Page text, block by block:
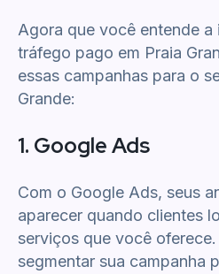
Agora que você entende a
tráfego pago em Praia
essas campanhas para o
Grande:
1. Google Ads
Com o Google Ads, seus
aparecer quando clientes
serviços que você
segmentar sua campanha